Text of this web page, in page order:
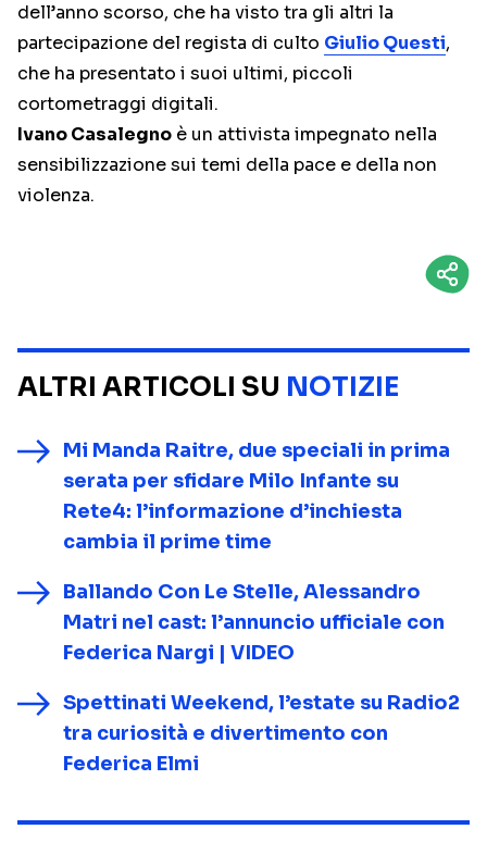
dell’anno scorso, che ha visto tra gli altri la
partecipazione del regista di culto Giulio Questi,
che ha presentato i suoi ultimi, piccoli
cortometraggi digitali.
Ivano Casalegno è un attivista impegnato nella
sensibilizzazione sui temi della pace e della non
violenza.
ALTRI ARTICOLI SU NOTIZIE
Mi Manda Raitre, due speciali in prima
serata per sfidare Milo Infante su
Rete4: l’informazione d’inchiesta
cambia il prime time
Ballando Con Le Stelle, Alessandro
Matri nel cast: l’annuncio ufficiale con
Federica Nargi | VIDEO
Spettinati Weekend, l’estate su Radio2
tra curiosità e divertimento con
Federica Elmi